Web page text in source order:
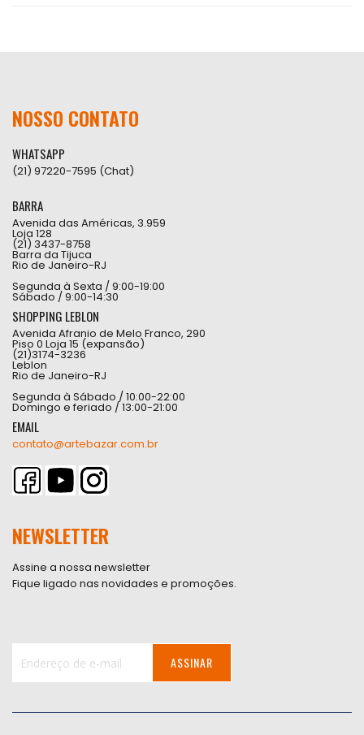
NOSSO CONTATO
WHATSAPP
(21) 97220-7595 (Chat)
BARRA
Avenida das Américas, 3.959
Loja 128
(21) 3437-8758
Barra da Tijuca
Rio de Janeiro-RJ
Segunda à Sexta / 9:00-19:00
Sábado / 9:00-14:30
SHOPPING LEBLON
Avenida Afranio de Melo Franco, 290
Piso 0 Loja 15 (expansão)
(21)3174-3236
Leblon
Rio de Janeiro-RJ
Segunda à Sábado / 10:00-22:00
Domingo e feriado / 13:00-21:00
EMAIL
contato@artebazar.com.br
NEWSLETTER
Assine a nossa newsletter
Fique ligado nas novidades e promoções.
ASSINAR